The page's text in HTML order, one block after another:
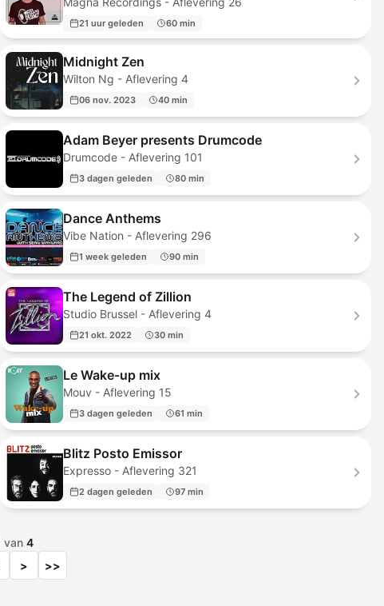
21 uur geleden 60 min
Midnight Zen
Wilton Ng - Aflevering 4
06 nov. 2023 40 min
Adam Beyer presents Drumcode
Drumcode - Aflevering 101
3 dagen geleden 80 min
Dance Anthems
Vibe Nation - Aflevering 296
1 week geleden 90 min
The Legend of Zillion
Studio Brussel - Aflevering 4
21 okt. 2022 30 min
Le Wake-up mix
Mouv - Aflevering 15
3 dagen geleden 61 min
Blitz Posto Emissor
Expresso - Aflevering 321
2 dagen geleden 97 min
van 4
> >>